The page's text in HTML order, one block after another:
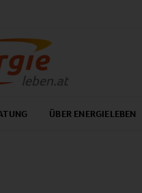
ÜBER ENERGIELEBEN